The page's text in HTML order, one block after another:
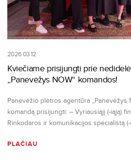
2026 03 12
Kviečiame prisijungti prie
„Panevėžys NOW“ komandos!
Panevėžio plėtros agentūra „Panevėžys
komandą prisijungti: – Vyriausiąjį (-iąją)
Rinkodaros ir komunikacijos specialistą (-
PLAČIAU